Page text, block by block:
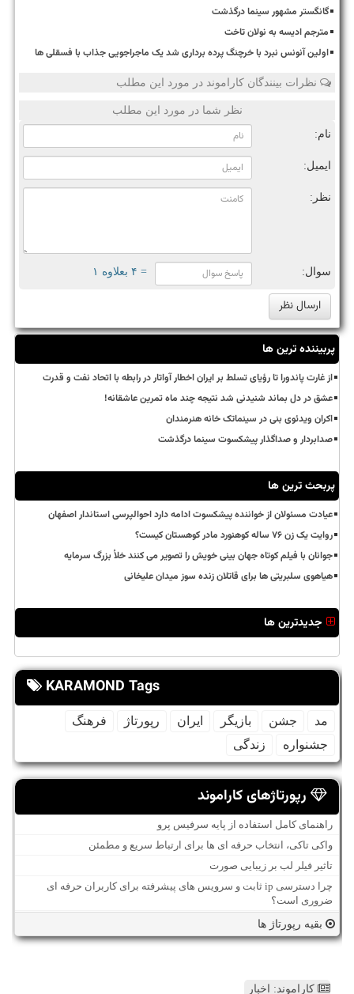
گانگستر مشهور سینما درگذشت
مترجم ادیسه به نولان تاخت
اولین آنونس نبرد با خرچنگ پرده برداری شد یک ماجراجویی جذاب با فسقلی ها
نظرات بینندگان کاراموند در مورد این مطلب
نظر شما در مورد این مطلب
نام:
ایمیل:
نظر:
سوال: = ۴ بعلاوه ۱
پربیننده ترین ها
از غارت پاندورا تا رؤیای تسلط بر ایران اخطار آواتار در رابطه با اتحاد نفت و قدرت
عشق در دل بماند شنیدنی شد نتیجه چند ماه تمرین عاشقانه!
اکران ویدئوی بنی در سینماتک خانه هنرمندان
صدابردار و صداگذار پیشکسوت سینما درگذشت
پربحث ترین ها
عیادت مسئولان از خواننده پیشکسوت ادامه دارد احوالپرسی استاندار اصفهان
روایت یک زن ۷۶ ساله کوهنورد مادر کوهستان کیست؟
جوانان با فیلم کوتاه جهان بینی خویش را تصویر می کنند خلأ بزرگ سرمایه
هیاهوی سلبریتی ها برای قاتلان زنده سوز میدان علیخانی
جدیدترین ها
KARAMOND Tags
مد جشن بازیگر ایران رپورتاژ
فرهنگ
جشنواره
زندگی
رپورتاژهای کاراموند
راهنمای کامل استفاده از پایه سرفیس پرو
واکی تاکی، انتخاب حرفه ای ها برای ارتباط سریع و مطمئن
تاثیر فیلر لب بر زیبایی صورت
چرا دسترسی ip ثابت و سرویس های پیشرفته برای کاربران حرفه ای
ضروری است؟
بقیه رپورتاژ ها
کاراموند: اخبار